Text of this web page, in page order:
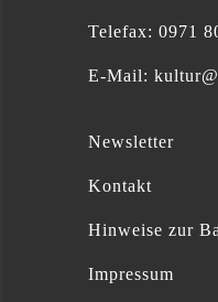
Telefax: 0971
E-Mail:
Newsletter
Kontakt
Hinweise zur
Impressum